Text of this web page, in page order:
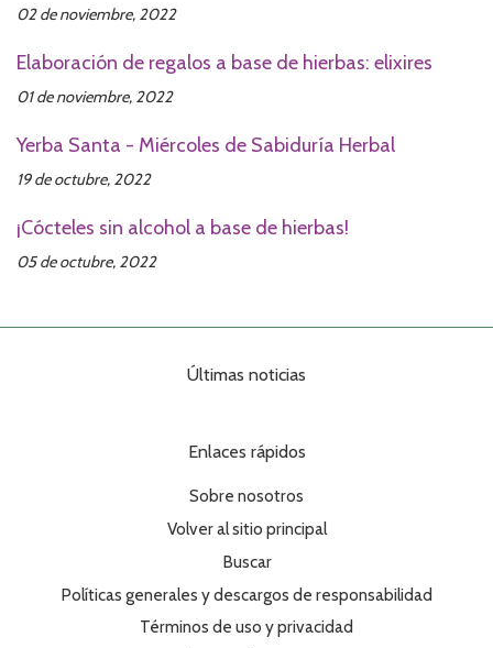
02 de noviembre, 2022
Elaboración de regalos a base de hierbas: elixires
01 de noviembre, 2022
Yerba Santa - Miércoles de Sabiduría Herbal
19 de octubre, 2022
¡Cócteles sin alcohol a base de hierbas!
05 de octubre, 2022
Últimas noticias
Enlaces rápidos
Sobre nosotros
Volver al sitio principal
Buscar
Políticas generales y descargos de responsabilidad
Términos de uso y privacidad